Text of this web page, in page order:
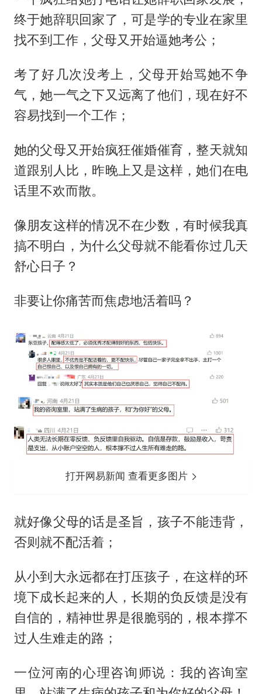
终于她辞职回家了，可是学的专业在家里
找不到工作，父母又开始逼她考公；
考了好几次没考上，父母开始骂她不争
气，她一气之下又远离了他们，现在好不
容易找到一个工作；
她的父母又开始疯狂催婚催育，整天就知
道跟别人比，昨晚上又是这样，她们在电
话里不欢而散。
像朋友这样的情况不在少数，有时候我真
搞不明白，为什么父母就不能看你过几天
舒心日子？
非要让你痛苦而焦虑地活着吗？
打开网易新闻 查看更多图片
就好像父母的话是圣旨，孩子不能违背，
否则就不配活着；
从小到大永远都在打压孩子，在这样的环
境下成长起来的人，长期的负反馈是没有
自信的，精神世界是很脆弱的，根本撑不
过人生难走的路；
一位河南的心理咨询师说：我的咨询室